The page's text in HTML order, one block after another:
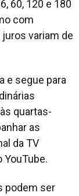
60, 120 e 180
com
variam de
e segue para
quartas-
as
da TV
YouTube.
podem ser